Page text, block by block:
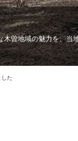
曽地域の魅力を、
した